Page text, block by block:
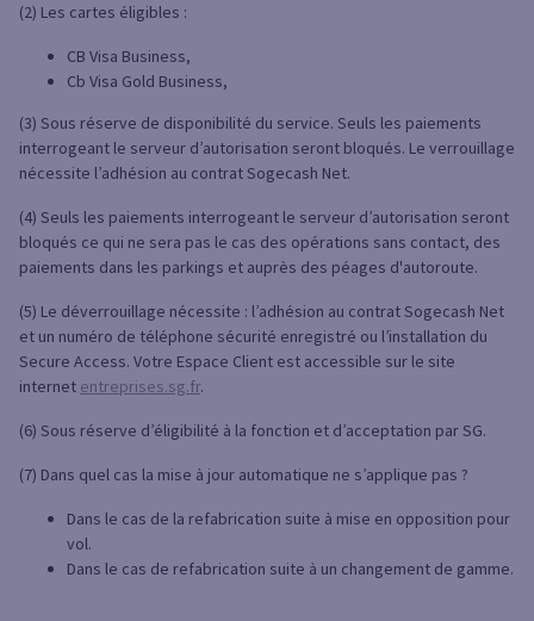
(2) Les cartes éligibles :
CB Visa Business,
Cb Visa Gold Business,
(3) Sous réserve de disponibilité du service. Seuls les paiements
interrogeant le serveur d’autorisation seront bloqués. Le verrouillage
nécessite l’adhésion au contrat Sogecash Net.
(4) Seuls les paiements interrogeant le serveur d’autorisation seront
bloqués ce qui ne sera pas le cas des opérations sans contact, des
paiements dans les parkings et auprès des péages d'autoroute.
(5) Le déverrouillage nécessite : l’adhésion au contrat Sogecash Net
et un numéro de téléphone sécurité enregistré ou l’installation du
Secure Access. Votre Espace Client est accessible sur le site
internet entreprises.sg.fr.
(6) Sous réserve d’éligibilité à la fonction et d’acceptation par SG.
(7) Dans quel cas la mise à jour automatique ne s’applique pas ?
Dans le cas de la refabrication suite à mise en opposition pour
vol.
Dans le cas de refabrication suite à un changement de gamme.